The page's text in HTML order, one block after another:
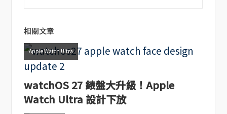
相關文章
Apple Watch Ultra
watchOS 27 錶盤大升級！Apple
Watch Ultra 設計下放